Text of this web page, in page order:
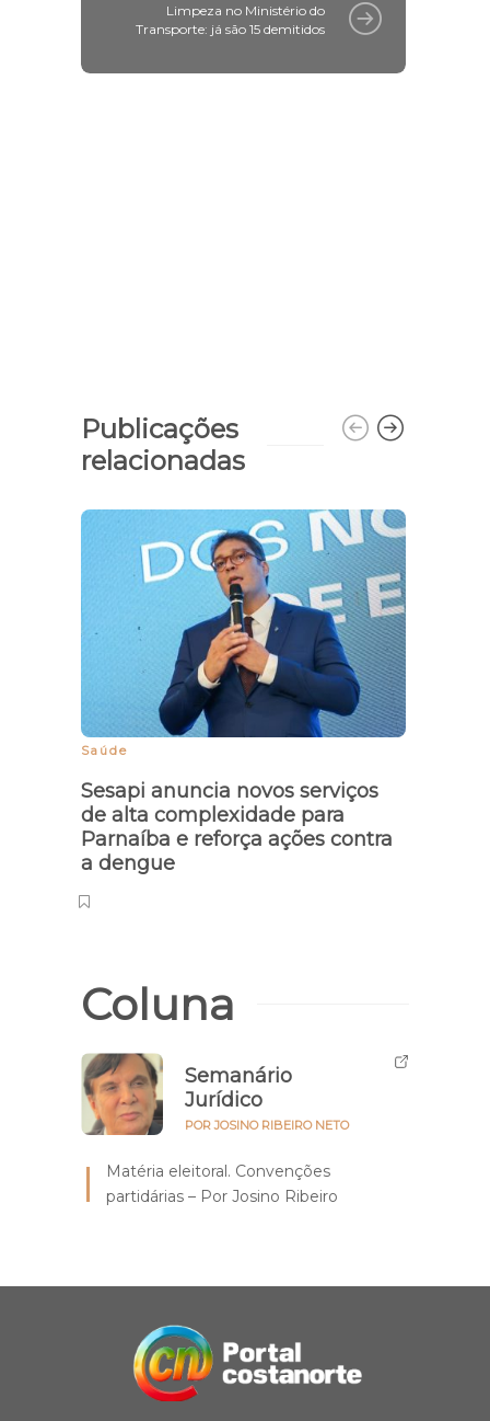
Limpeza no Ministério do
Transporte: já são 15 demitidos
Publicações
relacionadas
Saúde
Sesapi anuncia novos serviços
de alta complexidade para
Parnaíba e reforça ações contra
a dengue
Coluna
Semanário
Jurídico
POR JOSINO RIBEIRO NETO
Matéria eleitoral. Convenções
partidárias – Por Josino Ribeiro